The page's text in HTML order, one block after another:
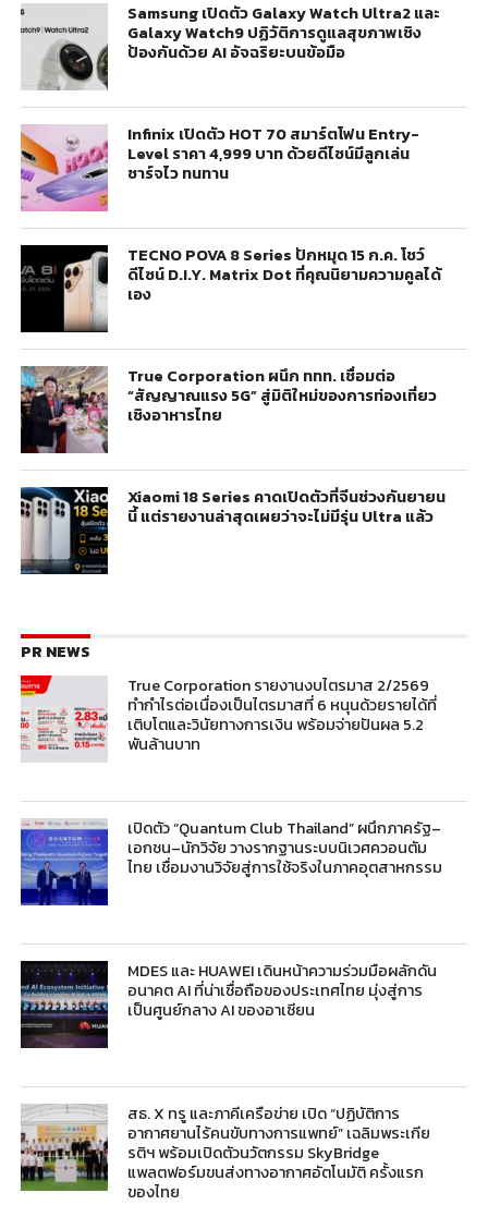
Samsung เปิดตัว Galaxy Watch Ultra2 และ
Galaxy Watch9 ปฏิวัติการดูแลสุขภาพเชิง
ป้องกันด้วย AI อัจฉริยะบนข้อมือ
Infinix เปิดตัว HOT 70 สมาร์ตโฟน Entry-
Level ราคา 4,999 บาท ด้วยดีไซน์มีลูกเล่น
ชาร์จไว ทนทาน
TECNO POVA 8 Series ปักหมุด 15 ก.ค. โชว์
ดีไซน์ D.I.Y. Matrix Dot ที่คุณนิยามความคูลได้
เอง
True Corporation ผนึก ททท. เชื่อมต่อ
“สัญญาณแรง 5G” สู่มิติใหม่ของการท่องเที่ยว
เชิงอาหารไทย
Xiaomi 18 Series คาดเปิดตัวที่จีนช่วงกันยายน
นี้ แต่รายงานล่าสุดเผยว่าจะไม่มีรุ่น Ultra แล้ว
PR NEWS
True Corporation รายงานงบไตรมาส 2/2569
ทำกำไรต่อเนื่องเป็นไตรมาสที่ 6 หนุนด้วยรายได้ที่
เติบโตและวินัยทางการเงิน พร้อมจ่ายปันผล 5.2
พันล้านบาท
เปิดตัว “Quantum Club Thailand” ผนึกภาครัฐ–
เอกชน–นักวิจัย วางรากฐานระบบนิเวศควอนตัม
ไทย เชื่อมงานวิจัยสู่การใช้จริงในภาคอุตสาหกรรม
MDES และ HUAWEI เดินหน้าความร่วมมือผลักดัน
อนาคต AI ที่น่าเชื่อถือของประเทศไทย มุ่งสู่การ
เป็นศูนย์กลาง AI ของอาเซียน
สธ. X ทรู และภาคีเครือข่าย เปิด “ปฏิบัติการ
อากาศยานไร้คนขับทางการแพทย์” เฉลิมพระเกีย
รติฯ พร้อมเปิดตัวนวัตกรรม SkyBridge
แพลตฟอร์มขนส่งทางอากาศอัตโนมัติ ครั้งแรก
ของไทย